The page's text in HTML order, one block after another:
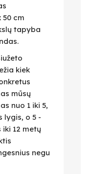
50 cm
tapyba
kiek
mūsų
nuo 1 iki 5,
lygis, o 5 -
iki 12 metų
negu